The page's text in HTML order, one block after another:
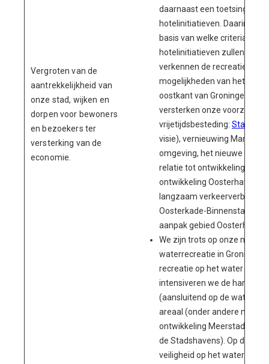
Vergroten van de
aantrekkelijkheid van
onze stad, wijken en
dorpen voor bewoners
en bezoekers ter
versterking van de
economie.
daarnaast een
hotelinitiatieven. Daarin
basis van welke criteria we
hotelinitiatieven zullen
verkennen de recreatief-
mogelijkheden van het
oostkant van Groningen/
versterken onze
vrijetijdsbesteding:
visie), vernieuwing
omgeving, het nieuwe
relatie tot ontwikkeling
ontwikkeling Oosterhaven
langzaam
Oosterkade-Binnenstad en
aanpak gebied
We zijn trots op onze
waterrecreatie in Groningen.
recreatie op het water
intensiveren we de
(aansluitend op de
areaal (onder andere met
ontwikkeling Meerstad,
de Stadshavens). Op deze
veiligheid op het water toe